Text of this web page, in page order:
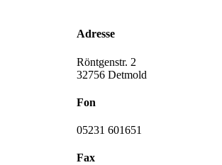
Adresse
Röntgenstr. 2
32756 Detmold
Fon
05231 601651
Fax